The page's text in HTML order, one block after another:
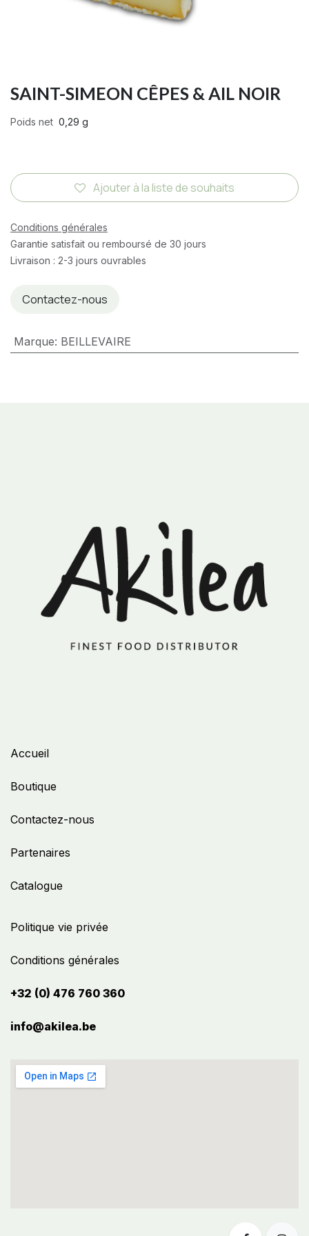
SAINT-SIMEON CÊPES & AIL NOIR
Poids net 0,29 g
Ajouter à la liste de souhaits
Conditions générales
Garantie satisfait ou remboursé de 30 jours
Livraison : 2-3 jours ouvrables
Contactez-nous
Marque: BEILLEVAIRE
Politique vie privée
Conditions générales
+32 (0) 476 760 360
info@akilea.be​
Accueil
Boutique
Contactez-nous
Partenaires
Catalogue